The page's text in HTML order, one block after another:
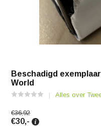
Beschadigd
World
Alles over
€36,92
€30,-